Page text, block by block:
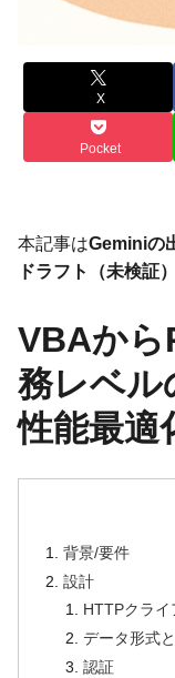
X
Pocket
本記事はGeminiの
ドラフト（未検証）
VBAから
務レベル
性能最適
背景/要件
設計
HTTPクライ
データ形式
認証